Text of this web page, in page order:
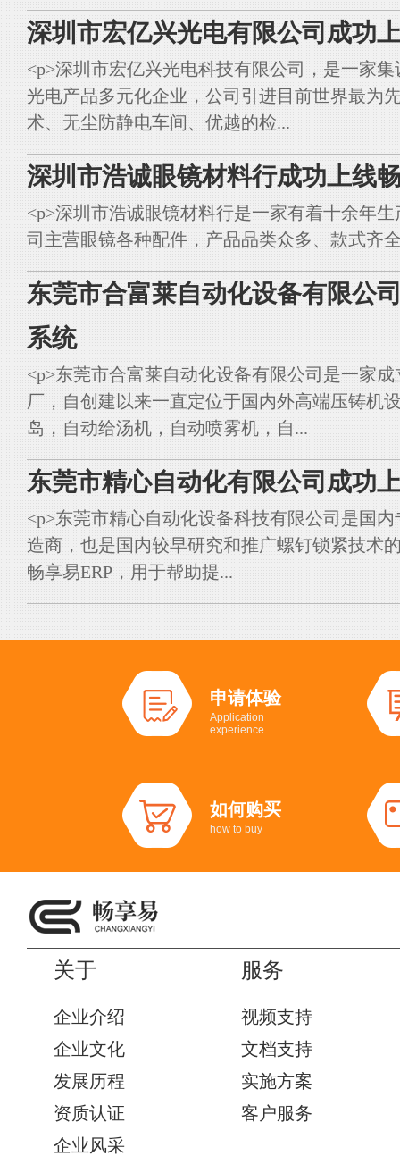
深圳市宏亿兴光电有限公司成功
<p>深圳市宏亿兴光电科技有限公司，是一家
光电产品多元化企业，公司引进目前世界最为
术、无尘防静电车间、优越的检...
深圳市浩诚眼镜材料行成功上线
<p>深圳市浩诚眼镜材料行是一家有着十余年
司主营眼镜各种配件，产品品类众多、款式齐
东莞市合富莱自动化设备有限公
系统
<p>东莞市合富莱自动化设备有限公司是一家
厂，自创建以来一直定位于国内外高端压铸机
岛，自动给汤机，自动喷雾机，自...
东莞市精心自动化有限公司成功
<p>东莞市精心自动化设备科技有限公司是国
造商，也是国内较早研究和推广螺钉锁紧技术
畅享易ERP，用于帮助提...
申请体验
Application
experience
如何购买
how to buy
关于
企业介绍
企业文化
发展历程
资质认证
企业风采
服务
视频支持
文档支持
实施方案
客户服务